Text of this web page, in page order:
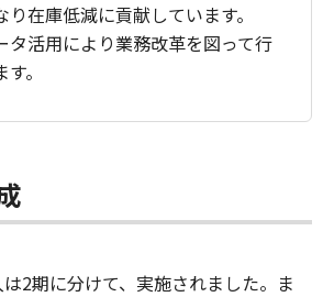
在庫低減に貢献しています。
タ活用により業務改革を図って行
。
2期に分けて、実施されました。ま